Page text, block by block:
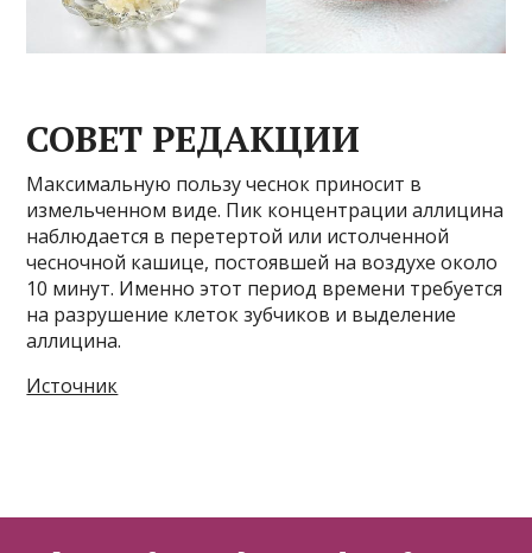
СОВЕТ РЕДАКЦИИ
Максимальную пользу чеснок приносит в
измельченном виде. Пик концентрации аллицина
наблюдается в перетертой или истолченной
чесночной кашице, постоявшей на воздухе около
10 минут. Именно этот период времени требуется
на разрушение клеток зубчиков и выделение
аллицина.
Источник